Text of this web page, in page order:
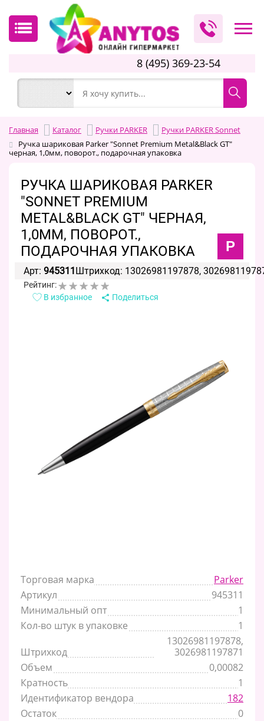
8 (495) 369-23-54
Главная Каталог Ручки PARKER
Ручки PARKER Sonnet
Ручка шариковая Parker "Sonnet Premium Metal&Black GT"
черная, 1,0мм, поворот., подарочная упаковка
РУЧКА ШАРИКОВАЯ PARKER
"SONNET PREMIUM
METAL&BLACK GT" ЧЕРНАЯ,
1,0ММ, ПОВОРОТ.,
ПОДАРОЧНАЯ УПАКОВКА
P
Арт: 945311Штрихкод: 13026981197878,
Рейтинг:
В избранное
Поделиться
Торговая марка
Parker
Артикул
945311
Минимальный опт
1
Кол-во штук в упаковке
1
Штрихкод
13026981197878,
3026981197871
Объем
0,00082
Кратность
1
Идентификатор вендора
182
Остаток
0